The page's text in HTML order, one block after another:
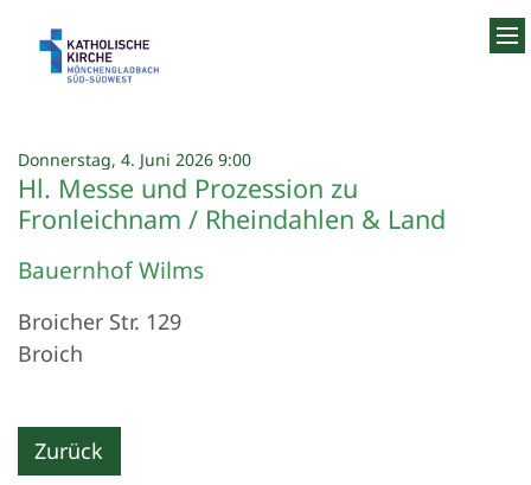
Donnerstag, 4. Juni 2026 9:00:
Hl. Messe und Prozession zu
Fronleichnam / Rheindahlen & Land
Bauernhof Wilms
Broicher Str. 129
Broich
Zurück